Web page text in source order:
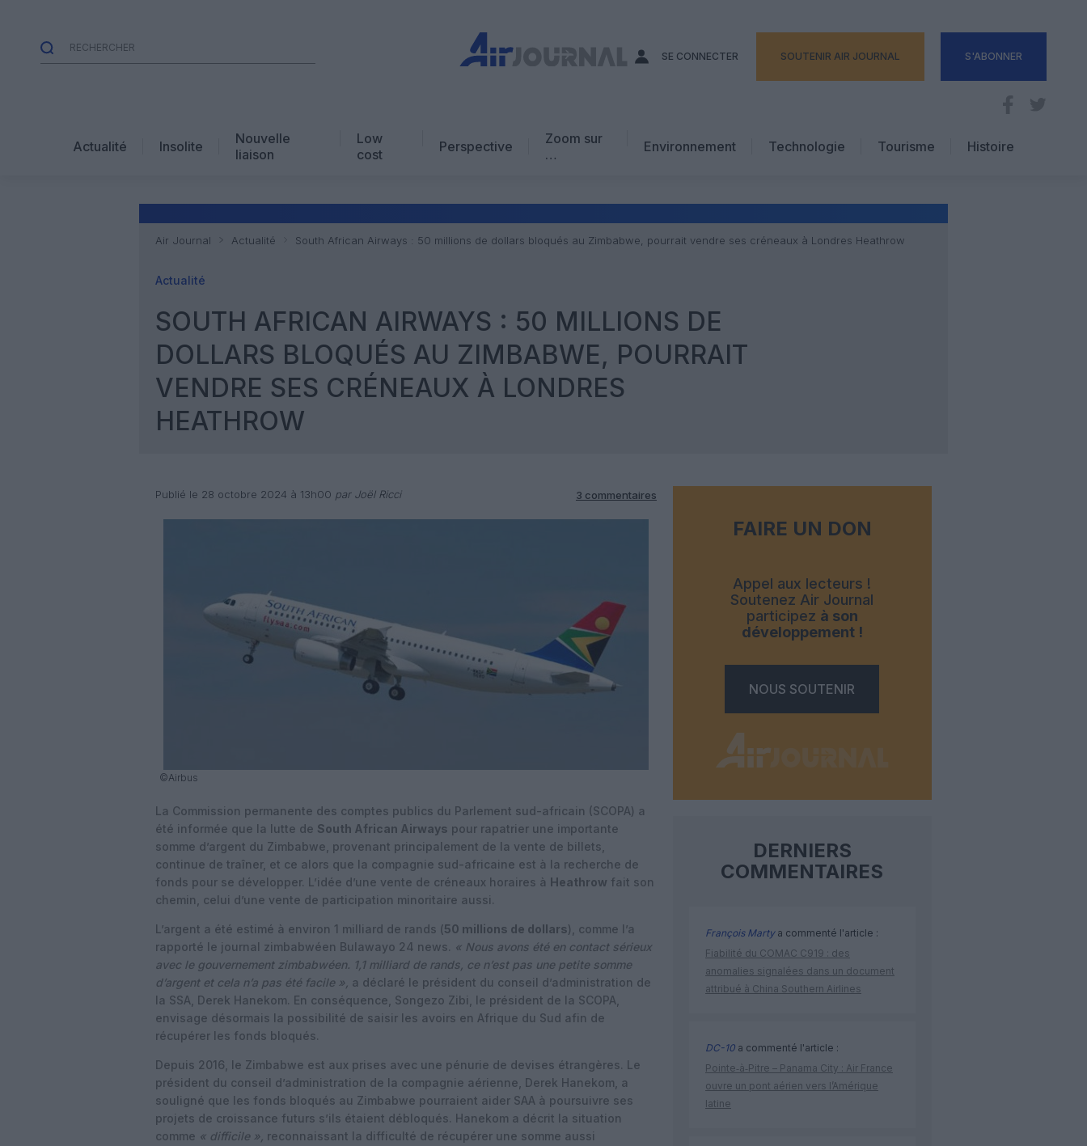
SE CONNECTER SOUTENIR AIR JOURNAL S'ABONNER
Actualité Insolite
Nouvelle
liaison
Low
cost
Perspective
Zoom sur
…
Avis d’expert
Environnement Technologie
Tourisme
Hôtellerie
Voyages d’affaires
Histoire
Air Journal Actualité South African Airways : 50 millions de dollars bloqués au Zimbabwe, pourrait vendre ses créneaux à Londres Heathrow
Actualité
SOUTH AFRICAN AIRWAYS : 50 MILLIONS DE
DOLLARS BLOQUÉS AU ZIMBABWE, POURRAIT
VENDRE SES CRÉNEAUX À LONDRES
HEATHROW
Publié le 28 octobre 2024 à 13h00 par Joël Ricci 3 commentaires
©Airbus
La Commission permanente des comptes publics du Parlement sud-africain (SCOPA) a
été informée que la lutte de South African Airways pour rapatrier une importante
somme d’argent du Zimbabwe, provenant principalement de la vente de billets,
continue de traîner, et ce alors que la compagnie sud-africaine est à la recherche de
fonds pour se développer. L’idée d’une vente de créneaux horaires à Heathrow fait son
chemin, celui d’une vente de participation minoritaire aussi.
L’argent a été estimé à environ 1 milliard de rands (50 millions de dollars), comme l’a
rapporté le journal zimbabwéen Bulawayo 24 news. « Nous avons été en contact sérieux
avec le gouvernement zimbabwéen. 1,1 milliard de rands, ce n’est pas une petite somme
d’argent et cela n’a pas été facile », a déclaré le président du conseil d’administration de
la SSA, Derek Hanekom. En conséquence, Songezo Zibi, le président de la SCOPA,
envisage désormais la possibilité de saisir les avoirs en Afrique du Sud afin de
récupérer les fonds bloqués.
Depuis 2016, le Zimbabwe est aux prises avec une pénurie de devises étrangères. Le
président du conseil d’administration de la compagnie aérienne, Derek Hanekom, a
souligné que les fonds bloqués au Zimbabwe pourraient aider SAA à poursuivre ses
projets de croissance futurs s’ils étaient débloqués. Hanekom a décrit la situation
comme « difficile », reconnaissant la difficulté de récupérer une somme aussi
FAIRE UN DON
Appel aux lecteurs !
Soutenez Air Journal
participez à son
développement !
NOUS SOUTENIR
DERNIERS
COMMENTAIRES
François Martya commenté l'article :
Fiabilité du COMAC C919 : des
anomalies signalées dans un document
attribué à China Southern Airlines
DC-10 a commenté l'article :
Pointe‑à‑Pitre – Panama City : Air France
ouvre un pont aérien vers l’Amérique
latine